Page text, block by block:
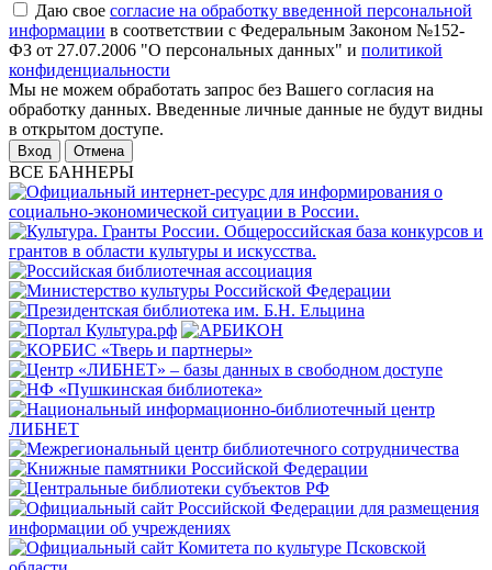
Даю свое согласие на обработку введенной персональной
информации в соответствии с Федеральным Законом №152-
ФЗ от 27.07.2006 "О персональных данных" и политикой
конфиденциальности
Мы не можем обработать запрос без Вашего согласия на
обработку данных. Введенные личные данные не будут видны
в открытом доступе.
Отмена
ВСЕ БАННЕРЫ